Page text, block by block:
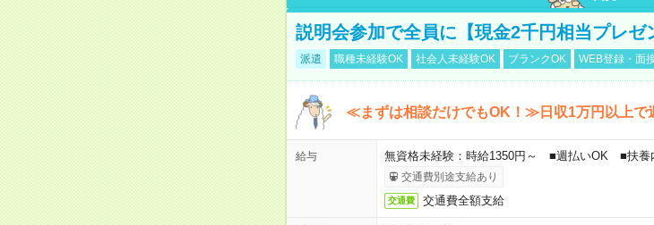
説明会参加で全員に【現金2千円相当プレゼ
派遣 職種未経験OK 社会人未経験OK ブランクOK WEB登録・面
≪まずは相談だけでもOK！≫日収1万円以上で
給与 無資格未経験：時給1350円～ ■週払いOK ■扶
交通費別途支給あり
交通費 交通費全額支給